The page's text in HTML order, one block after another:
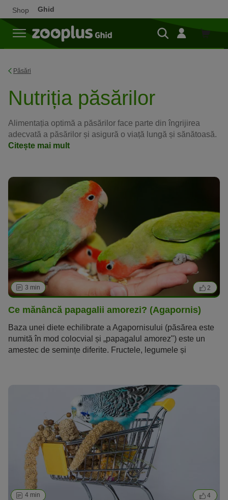
Shop Ghid
Păsări
Nutriția păsărilor
Alimentația optimă a păsărilor face parte din îngrijirea
adecvată a păsărilor și asigură o viață lungă și sănătoasă.
Citește mai mult
3 min 2
Ce mănâncă papagalii amorezi? (Agapornis)
Baza unei diete echilibrate a Agapornisului (păsărea este
numită în mod colocvial și „papagalul amorez") este un
amestec de semințe diferite. Fructele, legumele și
4 min 4